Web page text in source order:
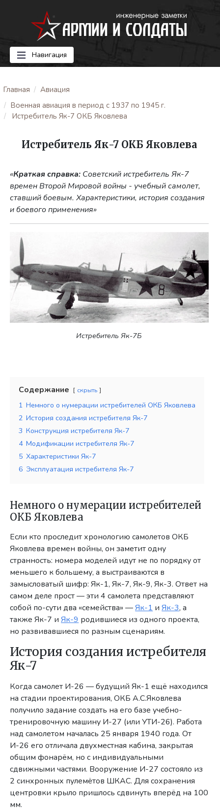
Навигация
Главная
Авиация
Военная авиация в период с 1937 по 1945 г.
Истребитель Як-7 ОКБ Яковлева
Истребитель Як-7 ОКБ Яковлева
«Краткая справка: Советский истребитель Як-7
времен Второй Мировой войны - учебный самолет,
ставший боевым. Характеристики, история создания
и боевого применения»
Истребитель Як-7Б
Содержание скрыть
1 Немного о нумерации истребителей ОКБ Яковлева
2 История создания истребителя Як-7
3 Конструкция истребителя Як-7
4 Модификации истребителя Як-7
5 Характеристики Як-7
6 Эксплуатация истребителя Як-7
Немного о нумерации истребителей
ОКБ Яковлева
Если кто проследит хронологию самолетов ОКБ
Яковлева времен войны, он заметит одну
странность: номера моделей идут не по порядку от
меньшего к большему, а выстраиваются в
замысловатый шифр: Як-1, Як-7, Як-9, Як-3. Ответ на
самом деле прост — эти 4 самолета представляют
собой по-сути два «семейства» —Як-1 иЯк-3, а
также Як-7 иЯк-9 родившиеся из одного проекта,
но развивавшиеся по разным сценариям.
История создания истребителя
Як-7
Когда самолет И-26 — будущий Як-1 ещё находился
на стадии проектирования, ОКБ А.С.Яковлева
получило задание создать на его базе учебно-
тренировочную машину И-27 (или УТИ-26). Работа
над самолетом началась 25 января 1940 года. От
И-26 его отличала двухместная кабина, закрытая
общим фонарём, но с индивидуальными
сдвижными частями. Вооружение И-27 состояло из
2 синхронных пулемётов ШКАС.Для сохранения
центровки крыло пришлось сдвинуть вперёд на 100
мм.